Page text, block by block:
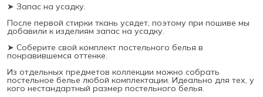
➤ Запас на усадку.
После первой стирки ткань усядет, поэтому при пошиве мы
добавили к изделиям запас на усадку.
➤ Соберите свой комплект постельного белья в
понравившемся оттенке.
Из отдельных предметов коллекции можно собрать
постельное белье любой комплектации. Идеально для тех, у
кого нестандартный размер постельного белья.